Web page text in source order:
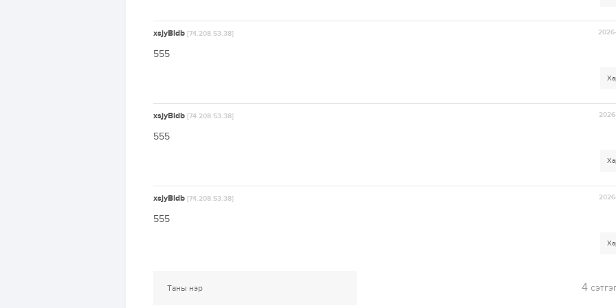
xsjyBldb [74.208.53.38]
555
xsjyBldb [74.208.53.38]
555
xsjyBldb [74.208.53.38]
555
4